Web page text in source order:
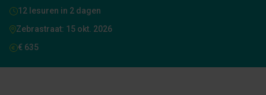
12 lesuren in 2 dagen
Zebrastraat: 15 okt. 2026
€ 635